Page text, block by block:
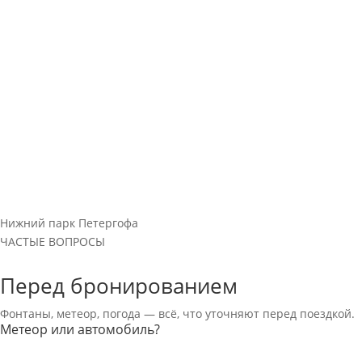
Нижний парк Петергофа
ЧАСТЫЕ ВОПРОСЫ
Перед бронированием
Фонтаны, метеор, погода — всё, что уточняют перед поездкой.
Метеор или автомобиль?